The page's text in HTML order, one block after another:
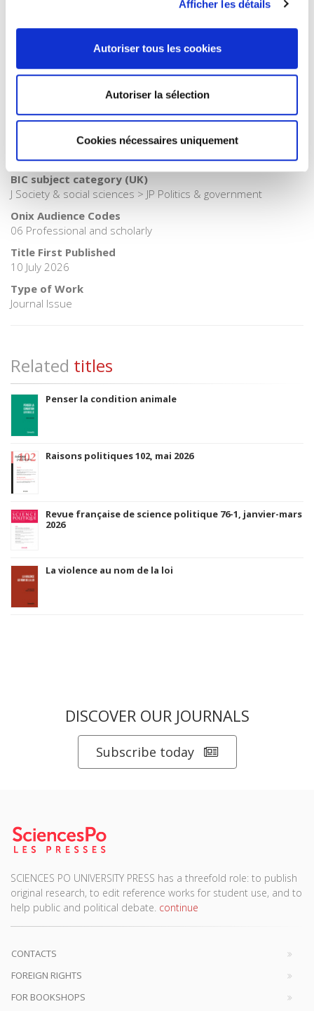
Afficher les détails
Autoriser tous les cookies
Autoriser la sélection
Cookies nécessaires uniquement
Tags
France
Publisher Category
>Politics
BISAC Subject Heading
POL000000 POLITICAL SCIENCE
BIC subject category (UK)
J Society & social sciences > JP Politics & government
Onix Audience Codes
06 Professional and scholarly
Title First Published
10 July 2026
Type of Work
Journal Issue
Related titles
Penser la condition animale
Raisons politiques 102, mai 2026
Revue française de science politique 76-1, janvier-mars
2026
La violence au nom de la loi
DISCOVER OUR JOURNALS
Subscribe today
SCIENCES PO UNIVERSITY PRESS has a threefold role: to publish
original research, to edit reference works for student use, and to
help public and political debate. continue
CONTACTS
FOREIGN RIGHTS
FOR BOOKSHOPS